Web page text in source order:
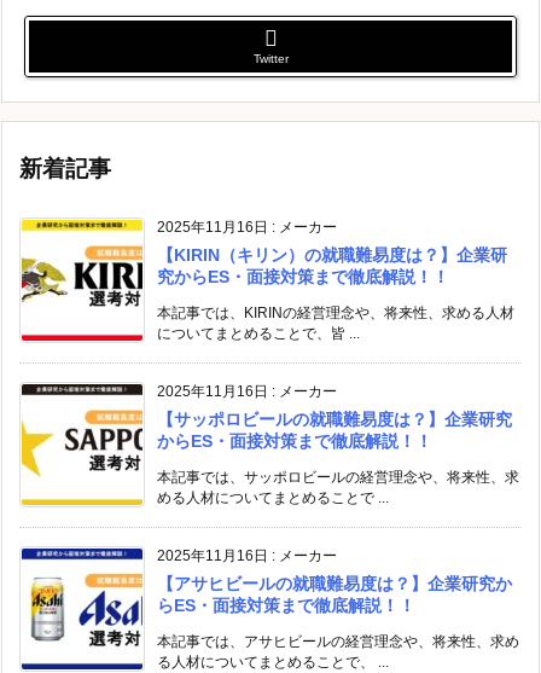
Twitter
新着記事
2025年11月16日 : メーカー
【KIRIN（キリン）の就職難易度は？】企業研
究からES・面接対策まで徹底解説！！
本記事では、KIRINの経営理念や、将来性、求める人材
についてまとめることで、皆 ...
2025年11月16日 : メーカー
【サッポロビールの就職難易度は？】企業研究
からES・面接対策まで徹底解説！！
本記事では、サッポロビールの経営理念や、将来性、求
める人材についてまとめることで ...
2025年11月16日 : メーカー
【アサヒビールの就職難易度は？】企業研究か
らES・面接対策まで徹底解説！！
本記事では、アサヒビールの経営理念や、将来性、求め
る人材についてまとめることで、 ...